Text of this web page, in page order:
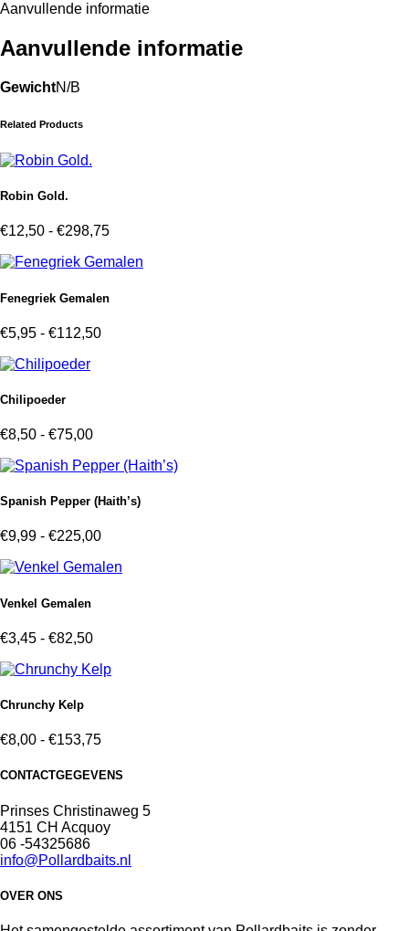
Aanvullende informatie
Aanvullende informatie
GewichtN/B
Related Products
Robin Gold.
€12,50 - €298,75Prijsklasse:
tot
Fenegriek Gemalen
€5,95 - €112,50Prijsklasse:
Chilipoeder
€8,50 - €75,00Prijsklasse:
tot
Spanish Pepper (Haith’s)
€9,99 - €225,00Prijsklasse:
tot
Venkel Gemalen
€3,45 - €82,50Prijsklasse:
tot
Chrunchy Kelp
€8,00 - €153,75Prijsklasse:
tot
CONTACTGEGEVENS
Prinses Christinaweg 5
4151 CH Acquoy
06 -54325686
info@Pollardbaits.nl
OVER ONS